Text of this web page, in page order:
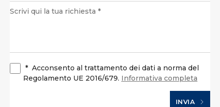
* Acconsento al trattamento dei dati a norma del
Regolamento UE 2016/679. Informativa completa
INVIA